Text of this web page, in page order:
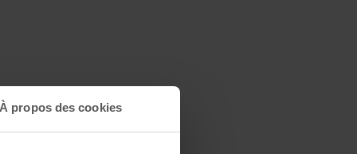
À propos des cookies